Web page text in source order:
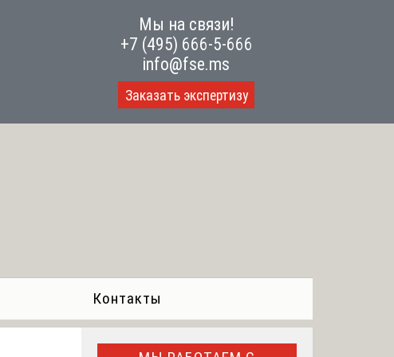
Мы на связи!
+7 (495) 666-5-666
info@fse.ms
Заказать экспертизу
Контакты